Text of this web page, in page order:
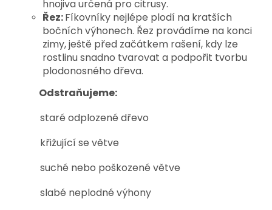
hnojiva určená pro citrusy.
Řez:Fíkovníky nejlépe plodí na kratších
bočních výhonech. Řez provádíme na konci
zimy, ještě před začátkem rašení, kdy lze
rostlinu snadno tvarovat a podpořit tvorbu
plodonosného dřeva.
Odstraňujeme:
staré odplozené dřevo
křižující se větve
suché nebo poškozené větve
slabé neplodné výhony